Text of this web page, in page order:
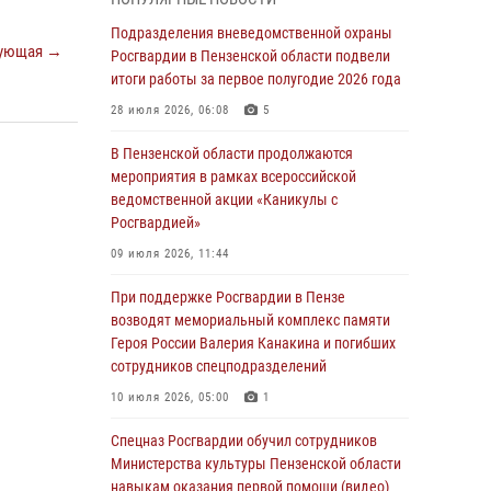
→
с вооружением и техникой Росгвардии
05 августа 2026, 06:15 6
В Пензе сотрудники Росгвардии оказали
помощь дезориентированному пенсионеру
В Пензе при силовой поддержке Росгвардии
пресечена деятельность ОПГ,
маскировавшейся под реабилитационный
центр (видео)
В Управлении Росгвардии по Пензенской
области подвели итоги работы за первое
полугодие 2026 года
04 августа 2026, 06:08
Росгвардия обеспечила безопасность
праздничных мероприятий в День ВДВ в
Подразделения вневедомственной охраны
Росгвардии в Пензенской области подвели
итоги работы за первое полугодие 2026 года
28 июля 2026, 06:08 5
В Пензенской области продолжаются
мероприятия в рамках всероссийской
ведомственной акции «Каникулы с
Росгвардией»
09 июля 2026, 11:44
При поддержке Росгвардии в Пензе
возводят мемориальный комплекс памяти
Героя России Валерия Канакина и погибших
сотрудников спецподразделений
10 июля 2026, 05:00 1
Спецназ Росгвардии обучил сотрудников
Министерства культуры Пензенской области
навыкам оказания первой помощи (видео)